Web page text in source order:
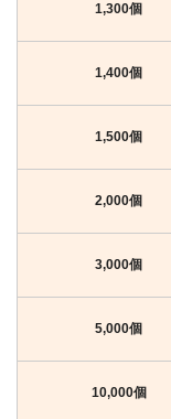
1,300個
1,400個
1,500個
2,000個
3,000個
5,000個
10,000個